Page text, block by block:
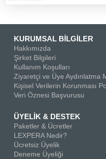
KURUMSAL BİLGİLER
Hakkımızda
Şirket Bilgileri
Kullanım Koşulları
Ziyaretçi ve Üye Aydınlatma
Kişisel Verilerin Korunması
Veri Öznesi Başvurusu
ÜYELİK & DESTEK
Paketler & Ücretler
LEXPERA Nedir?
Ücretsiz Üyelik
Deneme Üyeliği